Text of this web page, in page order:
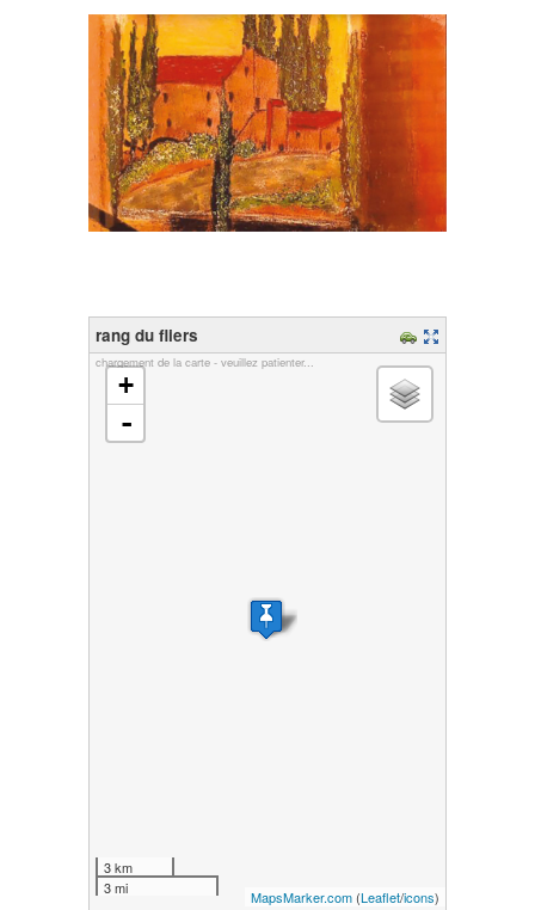
rang du fliers
chargement de la carte - veuillez patienter...
+
-
3 km
3 mi
MapsMarker.com (Leaflet/icons)